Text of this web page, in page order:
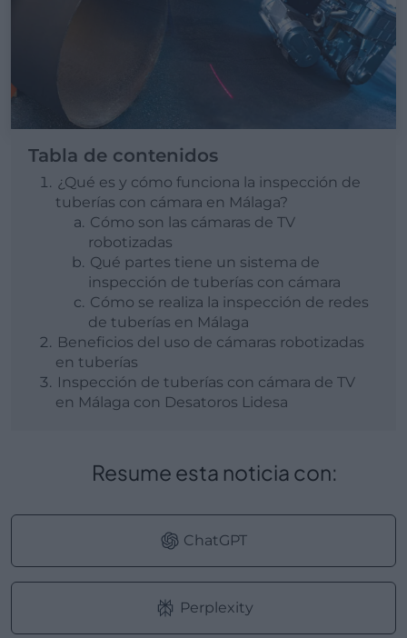
Tabla de contenidos
¿Qué es y cómo funciona la inspección de
tuberías con cámara en Málaga?
Cómo son las cámaras de TV
robotizadas
Qué partes tiene un sistema de
inspección de tuberías con cámara
Cómo se realiza la inspección de redes
de tuberías en Málaga
Beneficios del uso de cámaras robotizadas
en tuberías
Inspección de tuberías con cámara de TV
en Málaga con Desatoros Lidesa
Resume esta noticia con:
ChatGPT
Perplexity